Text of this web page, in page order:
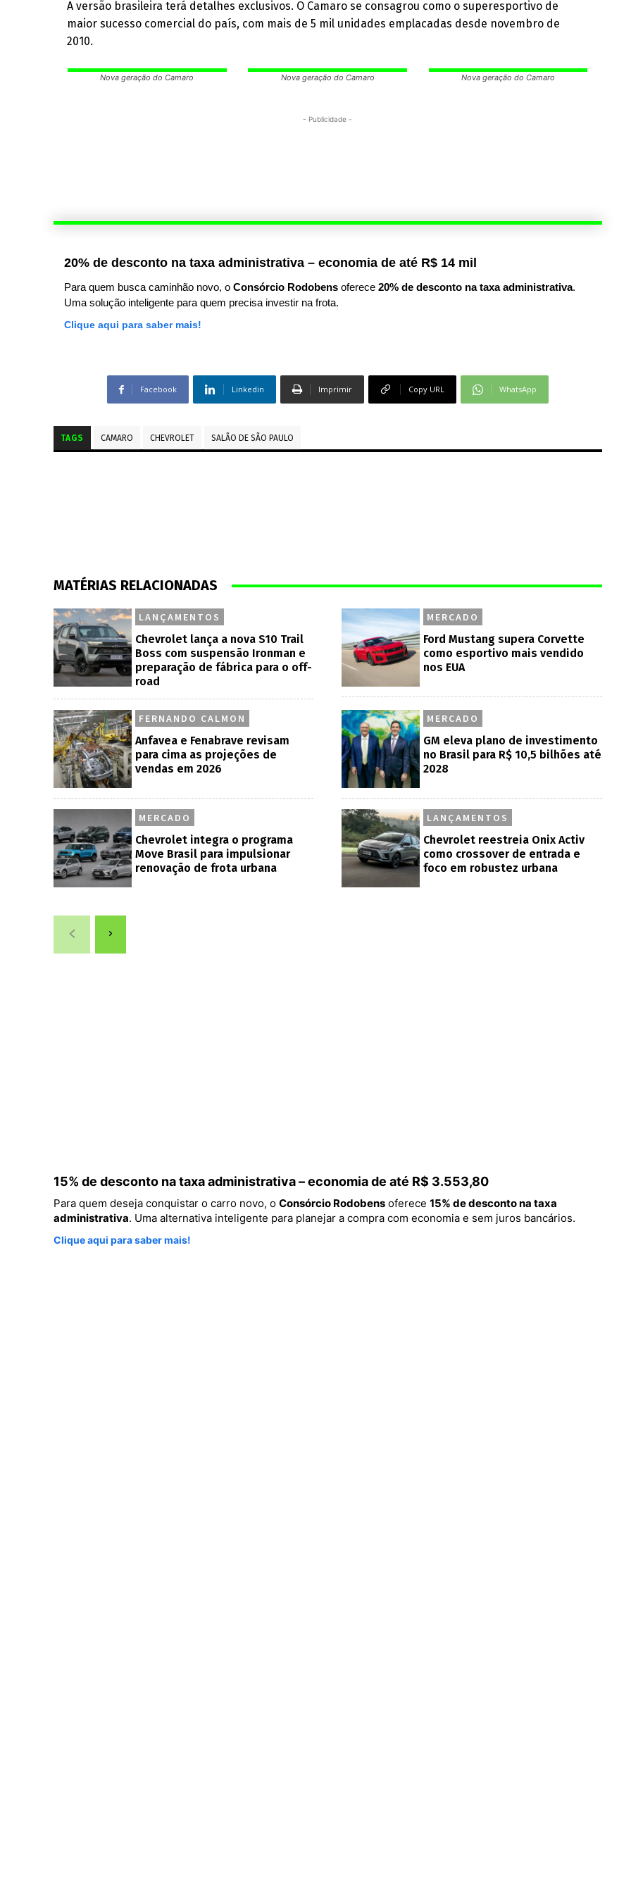
A versão brasileira terá detalhes exclusivos. O Camaro se consagrou como o superesportivo de
maior sucesso comercial do país, com mais de 5 mil unidades emplacadas desde novembro de
2010.
Nova geração do Camaro Nova geração do Camaro Nova geração do Camaro
- Publicidade -
20% de desconto na taxa administrativa – economia de até R$ 14 mil
Para quem busca caminhão novo, o Consórcio Rodobens oferece 20% de desconto na taxa administrativa.
Uma solução inteligente para quem precisa investir na frota.
Clique aqui para saber mais!
Facebook Linkedin Imprimir Copy URL WhatsApp
TAGS CAMARO CHEVROLET SALÃO DE SÃO PAULO
MATÉRIAS RELACIONADAS
LANÇAMENTOS
Chevrolet lança a nova S10 Trail
Boss com suspensão Ironman e
preparação de fábrica para o off-
road
MERCADO
Ford Mustang supera Corvette
como esportivo mais vendido
nos EUA
FERNANDO CALMON
Anfavea e Fenabrave revisam
para cima as projeções de
vendas em 2026
MERCADO
GM eleva plano de investimento
no Brasil para R$ 10,5 bilhões até
2028
MERCADO
Chevrolet integra o programa
Move Brasil para impulsionar
renovação de frota urbana
LANÇAMENTOS
Chevrolet reestreia Onix Activ
como crossover de entrada e
foco em robustez urbana
15% de desconto na taxa administrativa – economia de até R$ 3.553,80
Para quem deseja conquistar o carro novo, o Consórcio Rodobens oferece 15% de desconto na taxa
administrativa. Uma alternativa inteligente para planejar a compra com economia e sem juros bancários.
Clique aqui para saber mais!